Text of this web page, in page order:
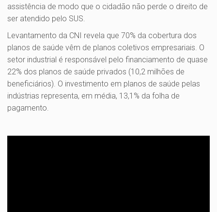
assistência de modo que o cidadão não perde o direito de
ser atendido pelo SUS.
Levantamento da CNI revela que 70% da cobertura dos
planos de saúde vêm de planos coletivos empresariais. O
setor industrial é responsável pelo financiamento de quase
22% dos planos de saúde privados (10,2 milhões de
beneficiários). O investimento em planos de saúde pelas
indústrias representa, em média, 13,1% da folha de
pagamento.